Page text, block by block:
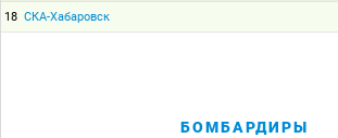
18 СКА-Хабаровск
БОМБАРДИРЫ